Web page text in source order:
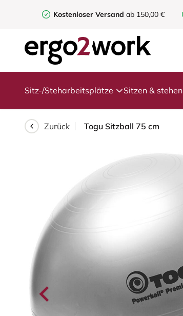
Kostenloser Versand ab 150,00 €
Sitz-/Steharbeitsplätze Sitzen & stehen
Zurück Togu Sitzball 75 cm